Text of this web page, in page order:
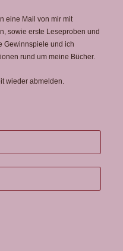
eine Mail von mir mit
sowie erste Leseproben und
Gewinnspiele und ich
rund um meine Bücher.
wieder abmelden.